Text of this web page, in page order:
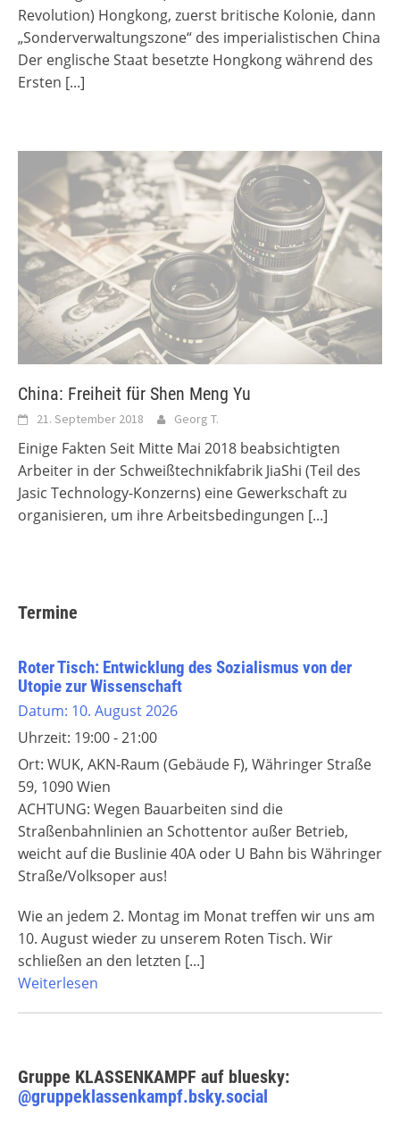
Revolution) Hongkong, zuerst britische Kolonie, dann
„Sonderverwaltungszone“ des imperialistischen China
Der englische Staat besetzte Hongkong während des
Ersten [...]
China: Freiheit für Shen Meng Yu
21. September 2018 Georg T.
Einige Fakten Seit Mitte Mai 2018 beabsichtigten
Arbeiter in der Schweißtechnikfabrik JiaShi (Teil des
Jasic Technology-Konzerns) eine Gewerkschaft zu
organisieren, um ihre Arbeitsbedingungen [...]
Termine
Roter Tisch: Entwicklung des Sozialismus von der
Utopie zur Wissenschaft
Datum: 10. August 2026
Uhrzeit: 19:00 - 21:00
Ort: WUK, AKN-Raum (Gebäude F), Währinger Straße
59, 1090 Wien
ACHTUNG: Wegen Bauarbeiten sind die
Straßenbahnlinien an Schottentor außer Betrieb,
weicht auf die Buslinie 40A oder U Bahn bis Währinger
Straße/Volksoper aus!
Wie an jedem 2. Montag im Monat treffen wir uns am
10. August wieder zu unserem Roten Tisch. Wir
schließen an den letzten [...]
Weiterlesen
Gruppe KLASSENKAMPF auf bluesky:
@gruppeklassenkampf.bsky.social